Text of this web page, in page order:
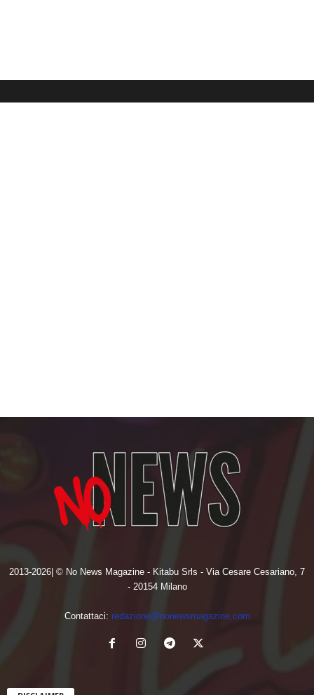
2013-2026| © No News Magazine - Kitabu Srls - Via Cesare Cesariano, 7
- 20154 Milano
Contattaci: redazione@nonewsmagazine.com